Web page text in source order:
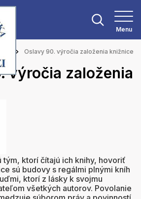
Menu
Oslavy 90. výročia založenia knižnice
výročia založenia
tým, ktorí čítajú ich knihy, hovoriť
sú budovy s regálmi plnými kníh
ktorí z lásky k svojmu
všetkých autorov. Povolanie